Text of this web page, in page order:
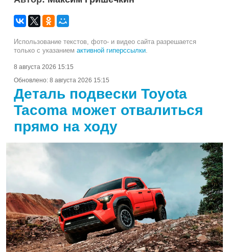
Использование текстов, фото- и видео сайта разрешается
только с указанием активной гиперссылки
8 августа 2026 15:15
Обновлено: 8 августа 2026 15:15
Деталь подвески Toyota
Tacoma может отвалиться
прямо на ходу